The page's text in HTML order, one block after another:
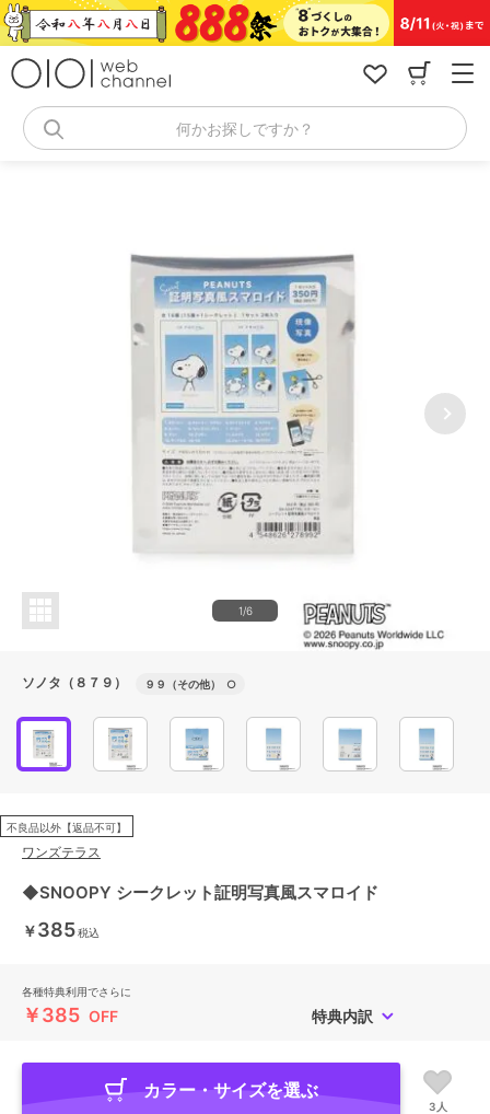
コ
ン
何かお探しですか？
1/6
ソノタ（８７９） ９９（その他） ○
不良品以外【返品不可】
ワンズテラス
◆SNOOPY シークレット証明写真風スマロイド
￥385税込
各種特典利用でさらに
￥385 OFF 特典内訳
カラー・サイズを選ぶ
3人